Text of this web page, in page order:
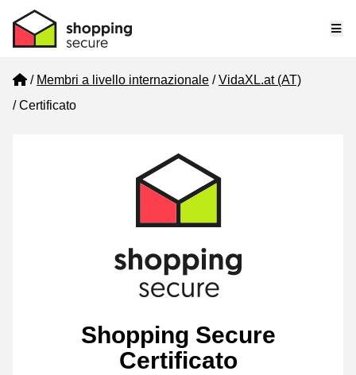
Home
Membri a livello internazionale
VidaXL.at (AT)
Certificato
Shopping Secure
Certificato